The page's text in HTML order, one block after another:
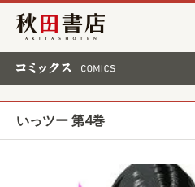
秋田書店
いっツー 第4巻